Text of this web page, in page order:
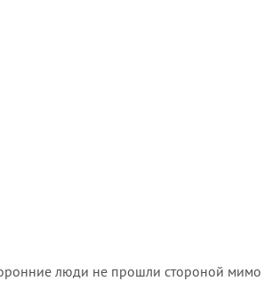
люди не прошли стороной мимо